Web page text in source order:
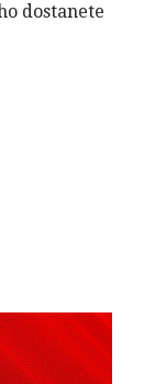
dostanete